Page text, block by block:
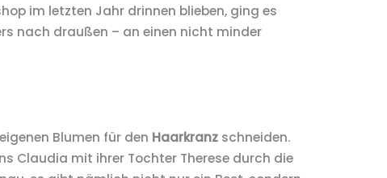
im letzten Jahr drinnen blieben, ging es
nach draußen – an einen nicht minder
Blumen für den Haarkranz schneiden.
Claudia mit ihrer Tochter Therese durch die